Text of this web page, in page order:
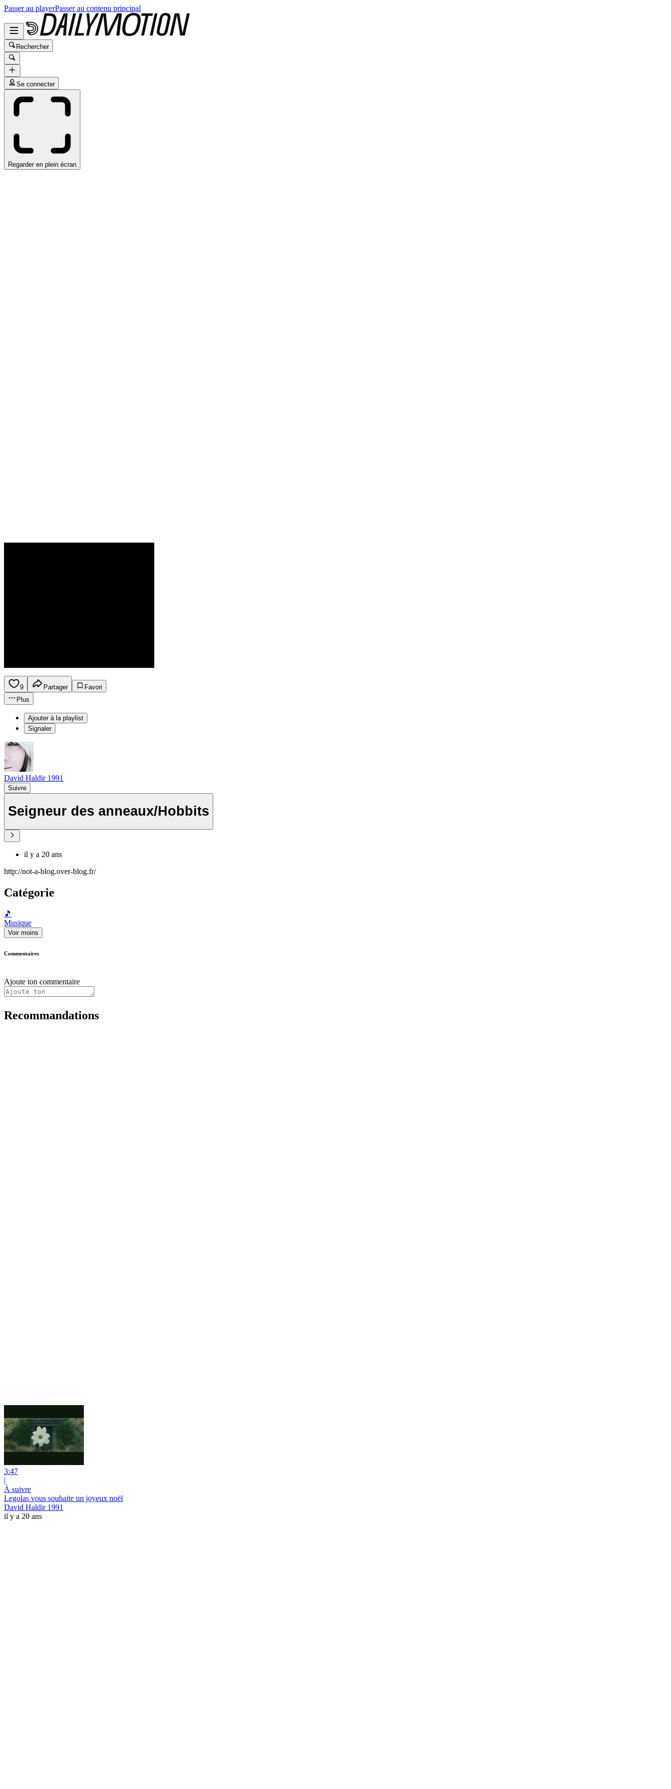
Passer au playerPasser au contenu principal
Rechercher
Se connecter
Regarder en plein écran
9 Partager
Favori
Plus
Ajouter à la playlist
Signaler
David Haldir 1991
Suivre
Seigneur des anneaux/Hobbits
il y a 20 ans
http://not-a-blog.over-blog.fr/
Catégorie
🎵
Musique
Voir moins
Commentaires
Ajoute ton commentaire
Recommandations
3:47
|
À suivre
Legolas vous souhaite un joyeux noël
David Haldir 1991
il y a 20 ans